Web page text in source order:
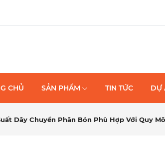
CHỦ SẢN PHẨM TIN TỨC DỰ
Dây Chuyền Phân Bón Phù Hợp Với Quy